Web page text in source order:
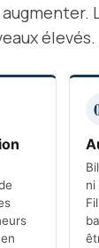
élevés.
ni